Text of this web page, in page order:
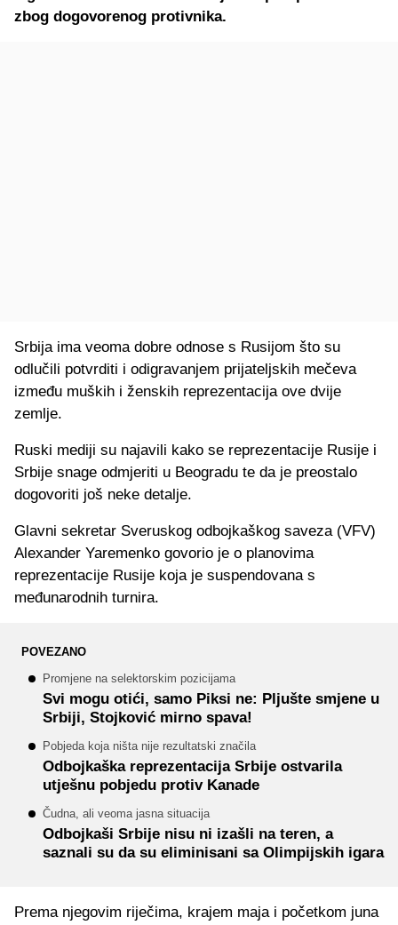
zbog dogovorenog protivnika.
Srbija ima veoma dobre odnose s Rusijom što su
odlučili potvrditi i odigravanjem prijateljskih mečeva
između muških i ženskih reprezentacija ove dvije
zemlje.
Ruski mediji su najavili kako se reprezentacije Rusije i
Srbije snage odmjeriti u Beogradu te da je preostalo
dogovoriti još neke detalje.
Glavni sekretar Sveruskog odbojkaškog saveza (VFV)
Alexander Yaremenko govorio je o planovima
reprezentacije Rusije koja je suspendovana s
međunarodnih turnira.
POVEZANO
Promjene na selektorskim pozicijama
Svi mogu otići, samo Piksi ne: Pljušte smjene u
Srbiji, Stojković mirno spava!
Pobjeda koja ništa nije rezultatski značila
Odbojkaška reprezentacija Srbije ostvarila
utješnu pobjedu protiv Kanade
Čudna, ali veoma jasna situacija
Odbojkaši Srbije nisu ni izašli na teren, a
saznali su da su eliminisani sa Olimpijskih igara
Prema njegovim riječima, krajem maja i početkom juna